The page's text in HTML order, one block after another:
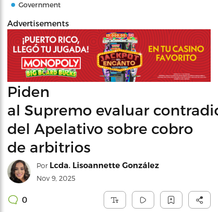
Government
Advertisements
Piden
al Supremo evaluar
del Apelativo sobre cobro
de arbitrios
Por Lcda. Lisoannette González
Nov 9, 2025
0